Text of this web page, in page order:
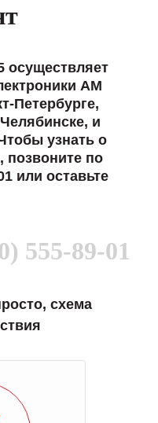
осуществляет
AM
Петербурге,
и
узнать о
позвоните по
или оставьте
555-89-01
схема